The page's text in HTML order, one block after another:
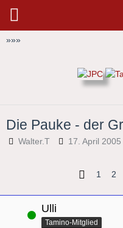
»»»
Die Pauke - der
Walter.T 17. April 2005
1 2
Online Ulli
Tamino-Mitglied